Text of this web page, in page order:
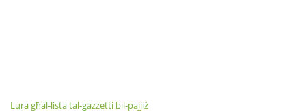
Lura għal-lista tal-gazzetti bil-pajjiż